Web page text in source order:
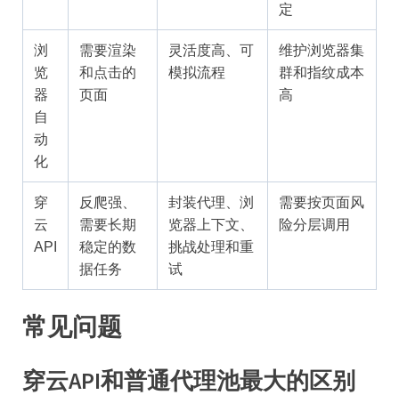
定
浏
览
器
自
动
化
需要渲染
和点击的
页面
灵活度高、可
模拟流程
维护浏览器集
群和指纹成本
高
穿
云
API
反爬强、
需要长期
稳定的数
据任务
封装代理、浏
览器上下文、
挑战处理和重
试
需要按页面风
险分层调用
常见问题
穿云API和普通代理池最大的区别